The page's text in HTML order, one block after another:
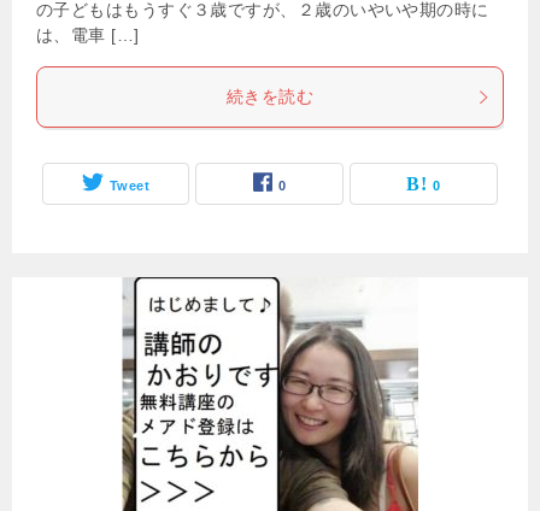
の子どもはもうすぐ３歳ですが、２歳のいやいや期の時に
は、電車 […]
続きを読む
Tweet 0 0